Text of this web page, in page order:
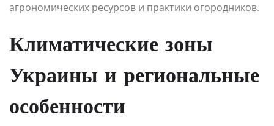
агрономических ресурсов и практики огородников.
Климатические зоны
Украины и региональные
особенности